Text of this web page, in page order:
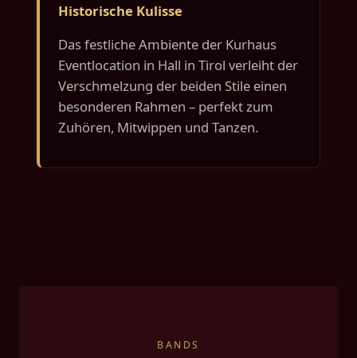
Historische Kulisse
Das festliche Ambiente der Kurhaus
Eventlocation in Hall in Tirol verleiht der
Verschmelzung der beiden Stile einen
besonderen Rahmen – perfekt zum
Zuhören, Mitwippen und Tanzen.
BANDS